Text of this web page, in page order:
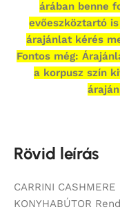
árában benne
evőeszköztartó
árajánlat kérés
Fontos még:
a korpusz szín
Rövid leírás
CARRINI
KONYHABÚTOR